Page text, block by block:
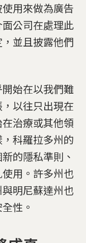
用來做為廣告
公司在處理此
並且披露他們
始在以我們難
以往只出現在
治療或其他領
科羅拉多州的
的隱私準則、
用。許多州也
明尼蘇達州也
性。